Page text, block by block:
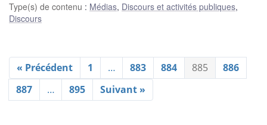
Type(s) de contenu : Médias, Discours et activités publiques,
Discours
« Précédent 1 … 883 884 885
886
887
… 895 Suivant »